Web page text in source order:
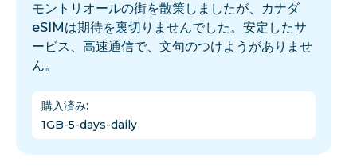
モントリオールの街を散策しましたが、カナダ
eSIMは期待を裏切りませんでした。安定したサ
ービス、高速通信で、文句のつけようがありませ
ん。
購入済み:
1GB-5-days-daily